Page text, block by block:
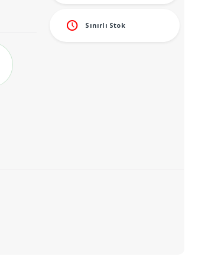
Sınırlı Stok